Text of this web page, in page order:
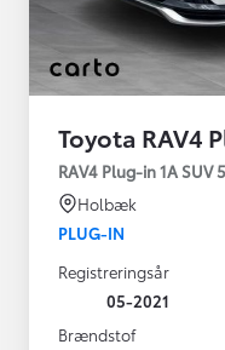
Toyota RAV4
RAV4 Plug-in 1A
Holbæk
PLUG-IN
Registreringsår
05-2021
Brændstof